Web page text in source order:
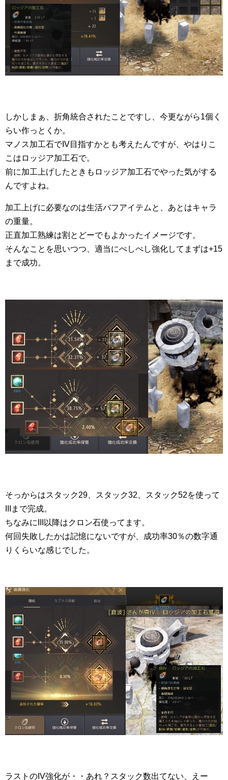
しかしまぁ、折角統合されたことですし、今更ながら1個く
らい作っとくか。
マノス加工石でIV目指すかとも考えたんですが、やはりこ
こはロッジア加工石で。
前に加工上げしたときもロッジア加工石でやった気がする
んですよね。
加工上げに必要なのは生活バフアイテムと、あとはキャラ
の重量。
正直加工熟練は割とどーでもよかったイメージです。
そんなことを思いつつ、適当にぺしぺし強化してまずは+15
まで成功。
そっからはスタック29、スタック32、スタック52を使って
IIIまで完成。
ちなみにIII以降はクロン石使ってます。
何回失敗したかは記憶にないですが、成功率30％の数字通
りくらいな感じでした。
ラストのIV強化が・・あれ？スタック数出てない、えー